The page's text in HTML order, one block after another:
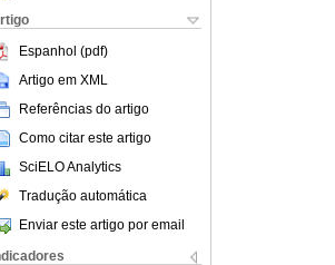
Espanhol (pdf)
Artigo em XML
Referências do artigo
Como citar este artigo
SciELO Analytics
Tradução automática
Enviar este artigo por email